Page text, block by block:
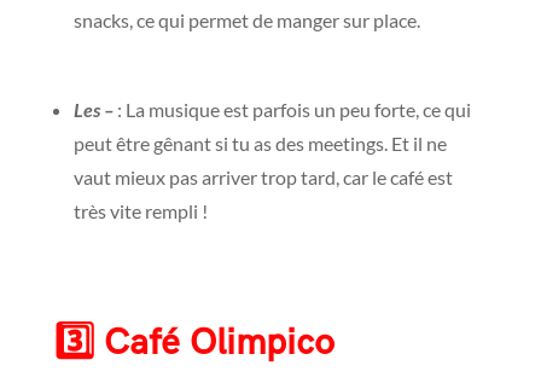
snacks, ce qui permet de manger sur place.
Les –: La musique est parfois un peu forte, ce qui
peut être gênant si tu as des meetings. Et il ne
vaut mieux pas arriver trop tard, car le café est
très vite rempli !
3️⃣ Café Olimpico